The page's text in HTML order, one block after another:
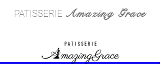
PATISSERIE Amazing Grace